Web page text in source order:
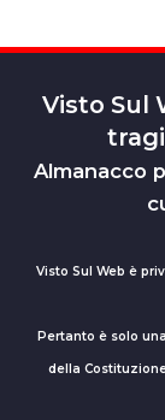
Visto Sul
Almanacco
Visto Sul Web è
Pertanto è solo
della